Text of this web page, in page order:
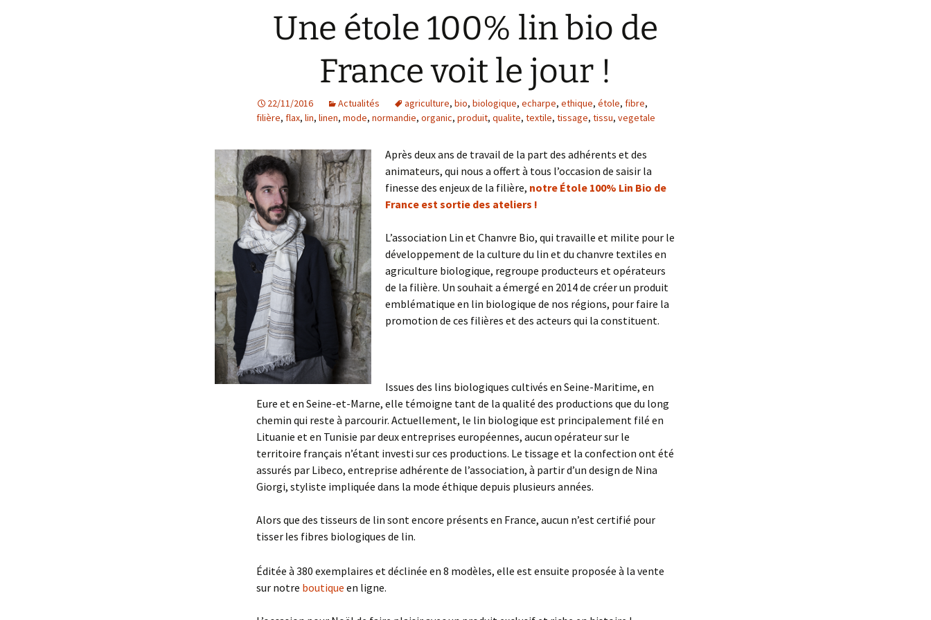
Livret expé Lin de
Chanvre
Portrait Sebastien
DESPRES
Portrait Franck
DUROCHER
ROUSSEL
Portrait Joris Soenen
Fiche technique de la
Une étole 100% lin bio de
France voit le jour !
22/11/2016 Actualités agriculture, bio, biologique, echarpe, ethique, étole, fibre,
filière, flax, lin, linen, mode, normandie, organic, produit, qualite, textile, tissage, tissu, vegetale
Après deux ans de travail de la part des adhérents et des
animateurs, qui nous a offert à tous l’occasion de saisir la
finesse des enjeux de la filière, notre Étole 100% Lin Bio de
France est sortie des ateliers !
L’association Lin et Chanvre Bio, qui travaille et milite pour le
développement de la culture du lin et du chanvre textiles en
agriculture biologique, regroupe producteurs et opérateurs
de la filière. Un souhait a émergé en 2014 de créer un produit
emblématique en lin biologique de nos régions, pour faire la
promotion de ces filières et des acteurs qui la constituent.
Issues des lins biologiques cultivés en Seine-Maritime, en
Eure et en Seine-et-Marne, elle témoigne tant de la qualité des productions que du long
chemin qui reste à parcourir. Actuellement, le lin biologique est principalement filé en
Lituanie et en Tunisie par deux entreprises européennes, aucun opérateur sur le
territoire français n’étant investi sur ces productions. Le tissage et la confection ont été
assurés par Libeco, entreprise adhérente de l’association, à partir d’un design de Nina
Giorgi, styliste impliquée dans la mode éthique depuis plusieurs années.
Alors que des tisseurs de lin sont encore présents en France, aucun n’est certifié pour
tisser es fibres biologiques de lin.
Éditée à 380 exemplaires et déclinée en 8 modèles, elle est ensuite proposée à la vente
sur notre boutique en ligne.